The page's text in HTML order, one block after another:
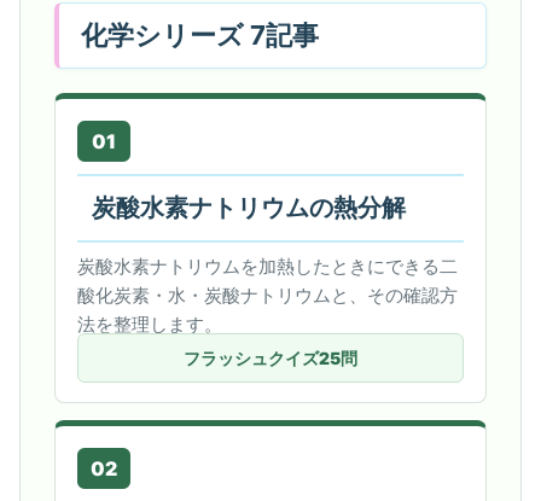
化学シリーズ 7記事
01
炭酸水素ナトリウムの熱分解
炭酸水素ナトリウムを加熱したときにできる二
酸化炭素・水・炭酸ナトリウムと、その確認方
法を整理します。
フラッシュクイズ25問
02